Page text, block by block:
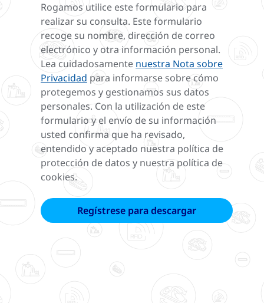
Rogamos utilice este formulario para
realizar su consulta. Este formulario
recoge su nombre, dirección de correo
electrónico y otra información personal.
Lea cuidadosamente nuestra Nota sobre
Privacidad para informarse sobre cómo
protegemos y gestionamos sus datos
personales. Con la utilización de este
formulario y el envío de su información
usted confirma que ha revisado,
entendido y aceptado nuestra política de
protección de datos y nuestra política de
cookies.